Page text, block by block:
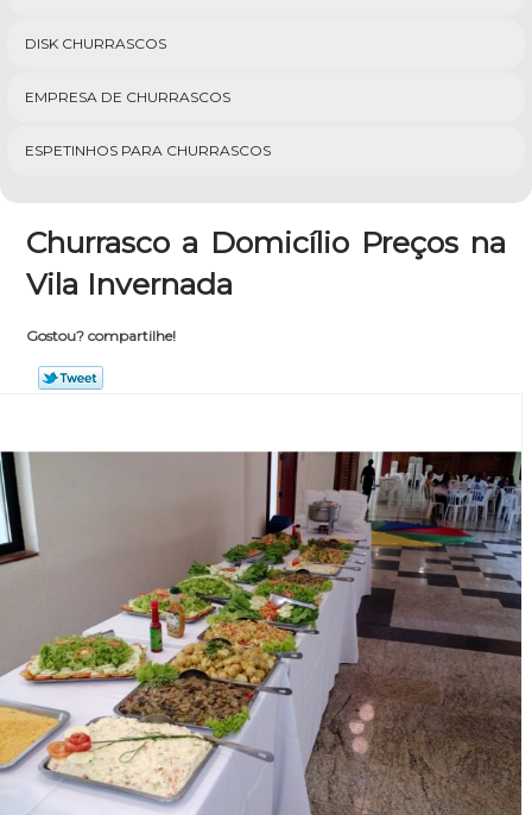
DISK CHURRASCOS
EMPRESA DE CHURRASCOS
ESPETINHOS PARA CHURRASCOS
Churrasco a Domicílio Preços na
Vila Invernada
Gostou? compartilhe!